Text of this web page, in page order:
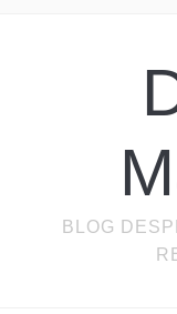
BLOG